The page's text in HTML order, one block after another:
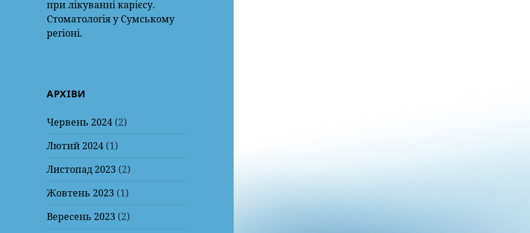
при лікуванні карієсу.
Стоматологія у Сумському
регіоні.
АРХІВИ
Червень 2024 (2)
Лютий 2024 (1)
Листопад 2023 (2)
Жовтень 2023 (1)
Вересень 2023 (2)